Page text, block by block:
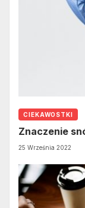
CIEKAWOSTKI
Znaczenie
25 Września 2022